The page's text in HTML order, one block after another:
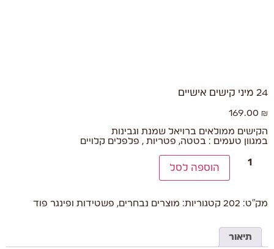
24 מיני קישים אישיים
169.00 ₪
הקישים ממולאים ברויאל שמנת וגבינות
במגוון טעמים : בטטה, פטריות , פלפלים קלויים
הוספה לסל
מק"ט: 202 קטגוריות: מוצרים נבחרים, פשטידות ופינגר פוד
תיאור